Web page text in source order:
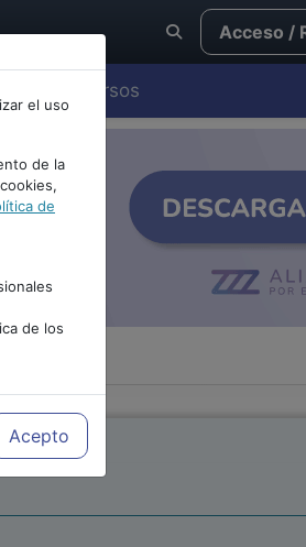
Acceso /
Cursos
el uso
de la
de
de los
más
Acepto